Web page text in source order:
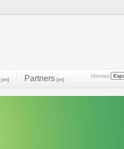
Idiomas:
[en] Partners [en]